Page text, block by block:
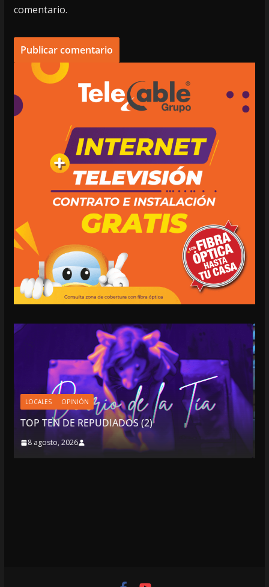
comentario.
(2)
NACIONALES
“NO VIVIMOS BUENOS
LIBERTAD DE EXPRESIÓN NI
DEMOCRACIA EN MÉXICO”:
DESPIDIÓ DE MVS
8 agosto, 2026